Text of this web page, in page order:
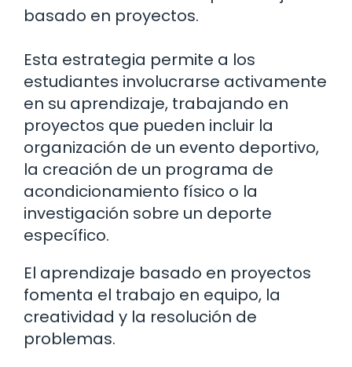
basado en proyectos.
Esta estrategia permite a los
estudiantes involucrarse activamente
en su aprendizaje, trabajando en
proyectos que pueden incluir la
organización de un evento deportivo,
la creación de un programa de
acondicionamiento físico o la
investigación sobre un deporte
específico.
El aprendizaje basado en proyectos
fomenta el trabajo en equipo, la
creatividad y la resolución de
problemas.